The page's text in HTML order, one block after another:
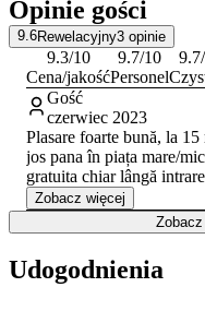
Opinie gości
9.6Rewelacyjny3 opinie
9.3/10
Cena/jakość
9.7/10
Personel
9.7
Gość
czerwiec 2023
Plasare foarte bună, la
jos pana în piața mare/
gratuita chiar lângă
nou și curat, paturi foarte
și aparat de cafea.
foarte dragut. Mic dejun
dimineață. Recomand
Zobacz więcej
Udogodnienia